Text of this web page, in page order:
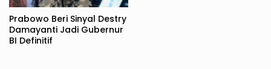
Prabowo Beri Sinyal Destry
Damayanti Jadi Gubernur
BI Definitif